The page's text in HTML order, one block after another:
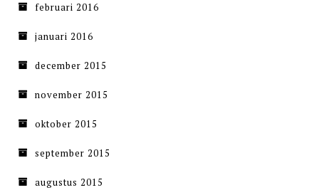
februari 2016
januari 2016
december 2015
november 2015
oktober 2015
september 2015
augustus 2015